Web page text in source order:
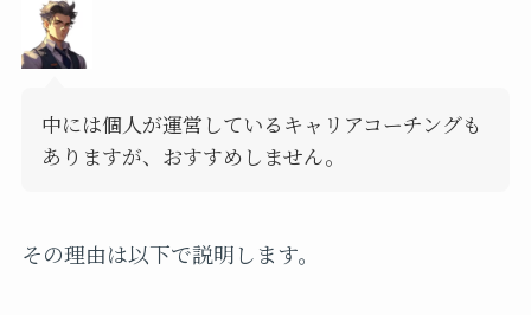
中には個人が運営しているキャリアコーチングも
ありますが、おすすめしません。
その理由は以下で説明します。